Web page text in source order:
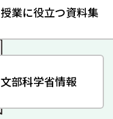
授業に役立つ資料集
文部科学省情報